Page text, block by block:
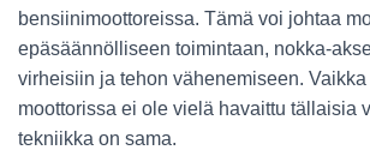
bensiinimoottoreissa. Tämä voi johtaa
epäsäännölliseen toimintaan, nokka-
virheisiin ja tehon vähenemiseen. Vaikka
moottorissa ei ole vielä havaittu tällaisia
tekniikka on sama.